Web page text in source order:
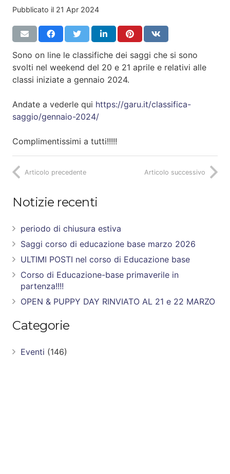
Pubblicato il 21 Apr 2024
Sono on line le classifiche dei saggi che si sono
svolti nel weekend del 20 e 21 aprile e relativi alle
classi iniziate a gennaio 2024.
Andate a vederle qui https://garu.it/classifica-
saggio/gennaio-2024/
Complimentissimi a tutti!!!!!
Articolo precedente Articolo successivo
Notizie recenti
periodo di chiusura estiva
Saggi corso di educazione base marzo 2026
ULTIMI POSTI nel corso di Educazione base
Corso di Educazione-base primaverile in
partenza!!!!
OPEN & PUPPY DAY RINVIATO AL 21 e 22 MARZO
Categorie
Eventi (146)